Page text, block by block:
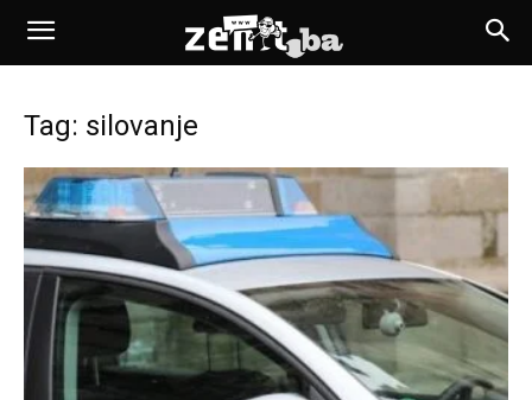
Tag: silovanje